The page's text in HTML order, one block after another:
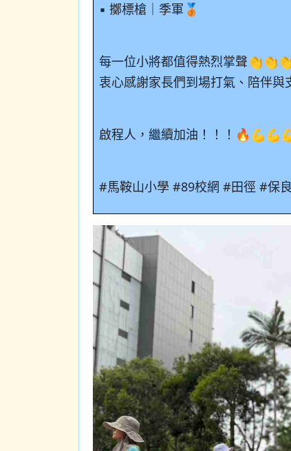
▪ 擲標槍｜季軍🥉
每一位小將都值得熱烈掌聲
衷心感謝家長們到場打氣、陪伴
啟程人，繼續加油！！！
#馬鞍山小學 #89校網 #田徑 #保